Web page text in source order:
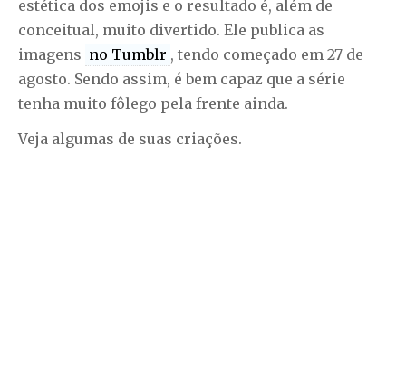
estética dos emojis e o resultado é, além de
conceitual, muito divertido. Ele publica as
imagens no Tumblr , tendo começado em 27 de
agosto. Sendo assim, é bem capaz que a série
tenha muito fôlego pela frente ainda.
Veja algumas de suas criações.